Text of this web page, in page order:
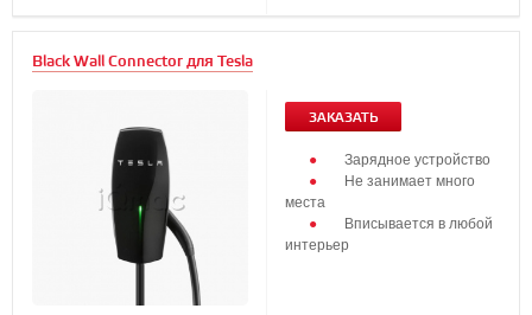
Black Wall Connector для Tesla
ЗАКАЗАТЬ
Зарядное устройство
Не занимает много
места
Вписывается в любой
интерьер